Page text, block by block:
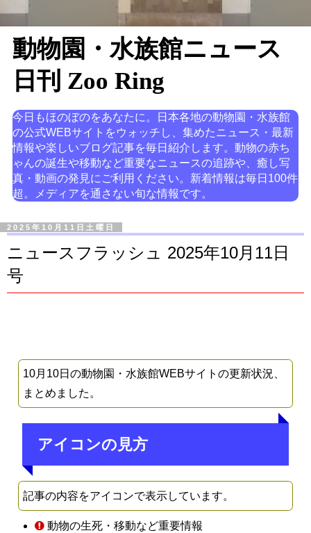
動物園・水族館ニュース
日刊 Zoo Ring
今日もほのぼのをあなたに。日本各地の動物園・水族館
の公式WEBサイトをウォッチし、集めたニュース・最新
情報や楽しいブログ記事を毎日紹介します。動物の赤ち
ゃんの誕生や移動など重要なニュースの追跡や、癒し写
真・動画の発見にご利用ください。新着情報は毎日100件
超。メディアを通さない旬な情報です。
2025年10月11日土曜日
ニュースフラッシュ 2025年10月11日
号
10月10日の動物園・水族館WEBサイトの更新状況、
まとめました。
アイコンの見方
記事の内容をアイコンで表示しています。
動物の生死・移動など重要情報